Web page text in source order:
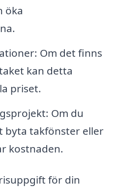
öka
Om det finns
kan detta
priset.
Om du
byta takfönster eller
kostnaden.
för din